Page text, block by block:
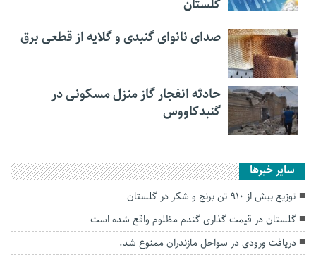
گلستان
صدای نانوای گنبدی و گلایه از قطعی برق
حادثه انفجار گاز منزل مسکونی در
گنبدکاووس
سایر خبرها
توزیع بیش از ۹۱۰ تن برنج و شکر در گلستان
گلستان در قیمت گذاری گندم مظلوم واقع شده است
دریافت ورودی در سواحل مازندران ممنوع شد.